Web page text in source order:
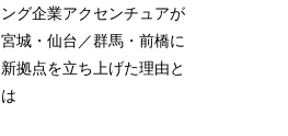
ング企業アクセンチュアが
宮城・仙台／群馬・前橋に
新拠点を立ち上げた理由と
は